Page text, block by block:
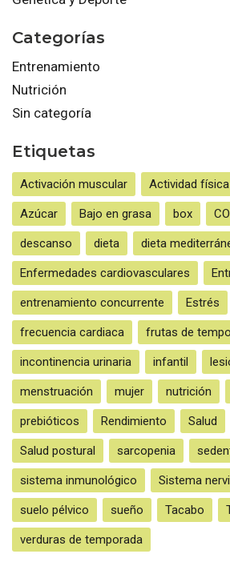
Categorías
Entrenamiento
Nutrición
Sin categoría
Etiquetas
Activación muscular Actividad física
Azúcar Bajo en grasa box
descanso dieta dieta
Enfermedades cardiovasculares
entrenamiento concurrente Estrés
frecuencia cardiaca frutas de
incontinencia urinaria infantil
menstruación mujer nutrición
prebióticos Rendimiento Salud
Salud postural sarcopenia
sistema inmunológico Sistema
suelo pélvico sueño Tacabo
verduras de temporada